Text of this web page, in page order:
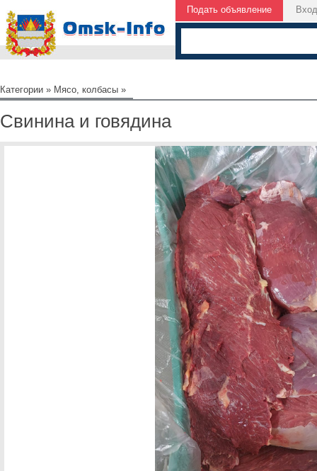
Подать объявление Вход
Категории » Мясо, колбасы »
Свинина и говядина